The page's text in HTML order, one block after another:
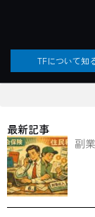
ッ
TFについて知
最新記事
副